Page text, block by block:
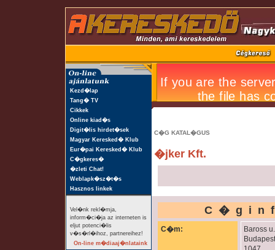
Kezd�lap
Tang� TV
Cikkek
Online kiad�s
Digit�lis hirdet�sek
Magyar Keresked� Klub
Eur�pai Keresked� Klub
C�gkeres�
�zleti Chat!
Weblapk�sz�t�s
Hasznos linkek
Vel�nk rekl�mja,
inform�ci�ja az interneten is
eljut potenci�lis
v�s�rl�ihoz, partnereihez!
On-line m�diaaj�nlataink
C�G KATAL�GUS
�jker Kft.
C�m:
Baross
Budapest